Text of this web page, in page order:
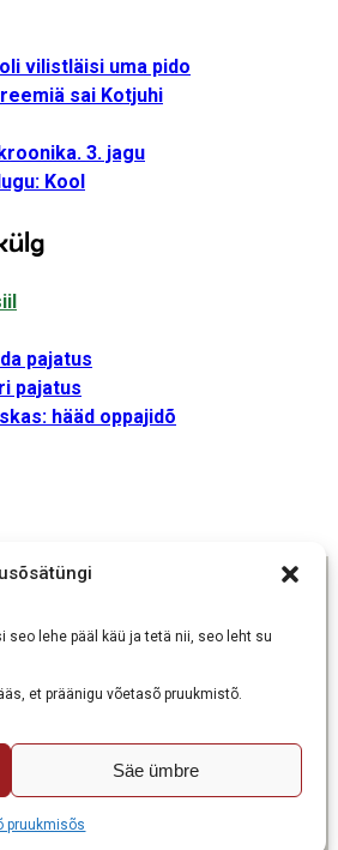
seo lehe pääl käü ja tetä nii, seo leht su
et präänigu võetasõ pruukmistõ.
Säe ümbre
pruukmisõs
vilistläisi uma pido
sai Kotjuhi
3. jagu
Kool
pajatus
pajatus
hääd oppajidõ